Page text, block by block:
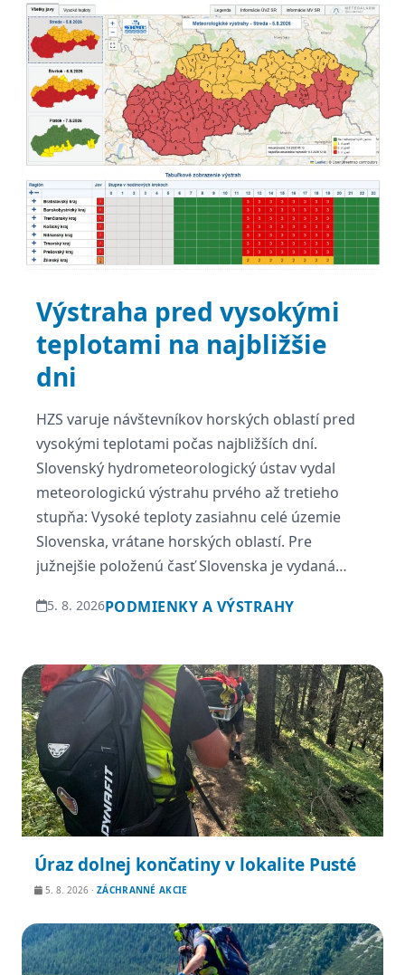
Hlavný článok
Výstraha pred vysokými
teplotami na najbližšie
dni
HZS varuje návštevníkov horských oblastí pred
vysokými teplotami počas najbližších dní.
Slovenský hydrometeorologický ústav vydal
meteorologickú výstrahu prvého až tretieho
stupňa: Vysoké teploty zasiahnu celé územie
Slovenska, vrátane horských oblastí. Pre
južnejšie položenú časť Slovenska je vydaná
krajiny je na 05.08.2026 a 06.08.2026 vydaný II.
5. 8. 2026PODMIENKY A VÝSTRAHY
Najnovšie aktuality
Úraz dolnej končatiny v lokalite Pusté
5. 8. 2026 · ZÁCHRANNÉ AKCIE